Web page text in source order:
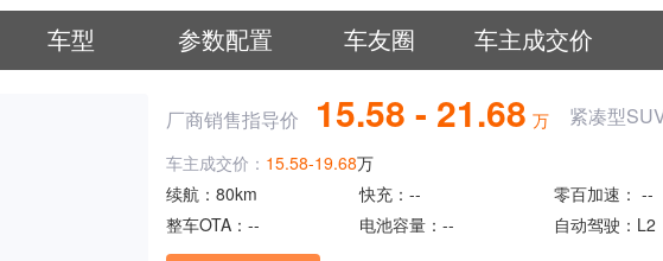
车型 参数配置 车友圈 车主成交价
厂商销售指导价 15.58 - 21.68 万 紧凑型
车主成交价： 15.58-19.68万
续航： 80km 快充：-- 零百加速： --
整车OTA： -- 电池容量：-- 自动驾驶： L2